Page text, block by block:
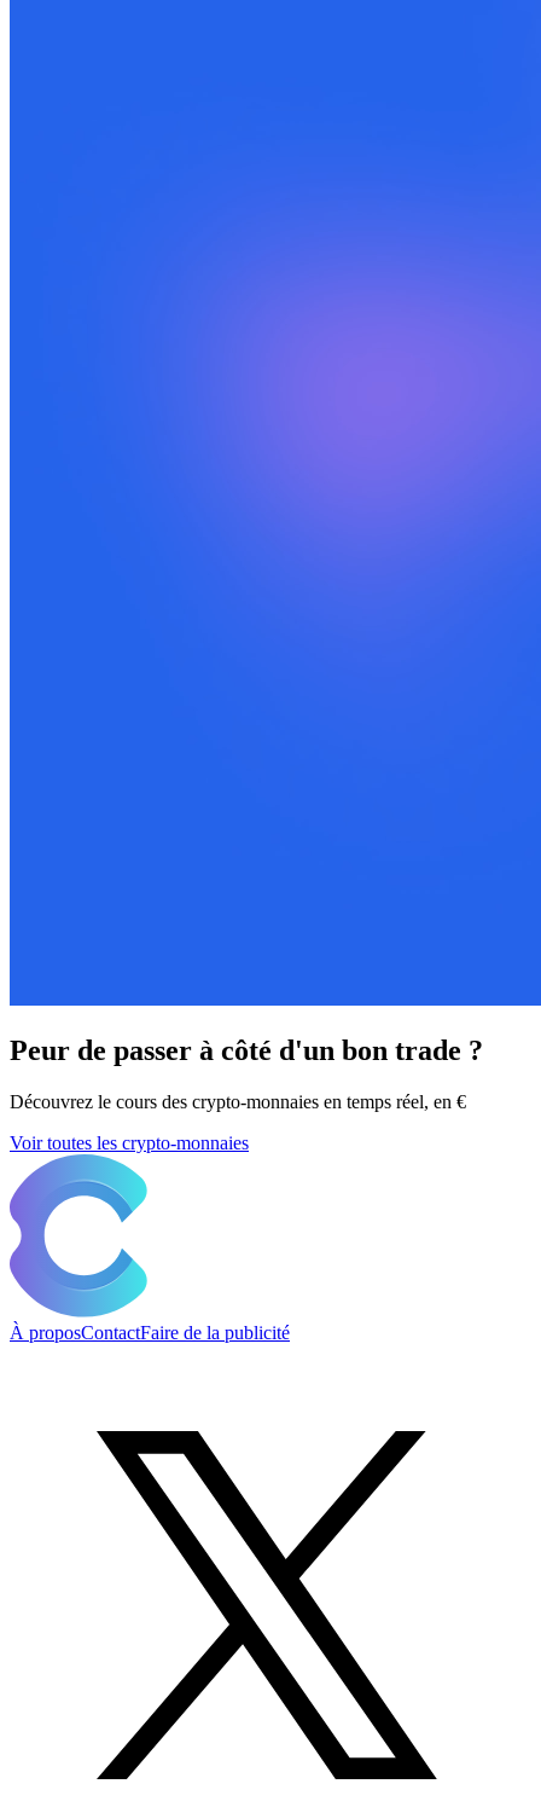
Peur de passer à côté d'un bon trade ?
Découvrez le cours des crypto-monnaies en temps réel, en €
Voir toutes les crypto-monnaies
À proposContactFaire de la publicité